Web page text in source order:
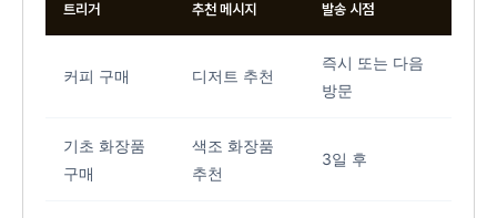
트리거 추천 메시지 발송 시점
커피 구매 디저트 추천
즉시 또는 다음
방문
기초 화장품
구매
색조 화장품
추천
3일 후